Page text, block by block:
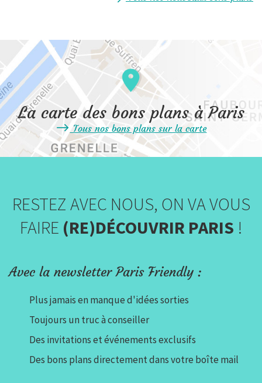
La carte des bons plans à Paris
Tous nos bons plans sur la carte
RESTEZ AVEC NOUS, ON VA VOUS
FAIRE (RE)DÉCOUVRIR PARIS !
Avec la newsletter Paris Friendly :
Plus jamais en manque d'idées sorties
Toujours un truc à conseiller
Des invitations et événements exclusifs
Des bons plans directement dans votre boîte mail